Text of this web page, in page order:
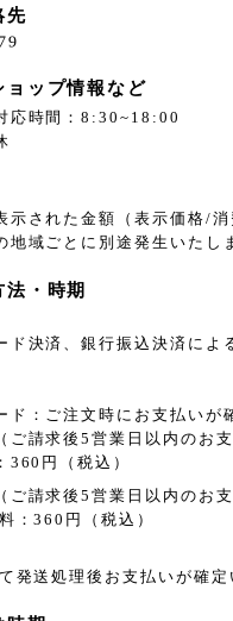
先
ョップ情報など
応時間：8:30~18:00
示された金額（表示価格/消
地域ごとに別途発生いたし
・時期
ド決済、銀行振込決済によ
ド：ご注文時にお支払いが
ご請求後5営業日以内のお支
360円（税込）
ご請求後5営業日以内のお支
：360円（税込）
発送処理後お支払いが確定